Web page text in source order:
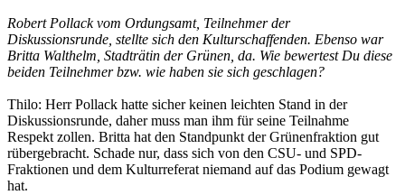
Robert Pollack vom Ordungsamt, Teilnehmer der
Diskussionsrunde, stellte sich den Kulturschaffenden. Ebenso war
Britta Walthelm, Stadträtin der Grünen, da. Wie bewertest Du diese
beiden Teilnehmer bzw. wie haben sie sich geschlagen?
Thilo: Herr Pollack hatte sicher keinen leichten Stand in der
Diskussionsrunde, daher muss man ihm für seine Teilnahme
Respekt zollen. Britta hat den Standpunkt der Grünenfraktion gut
rübergebracht. Schade nur, dass sich von den CSU- und SPD-
Fraktionen und dem Kulturreferat niemand auf das Podium gewagt
hat.